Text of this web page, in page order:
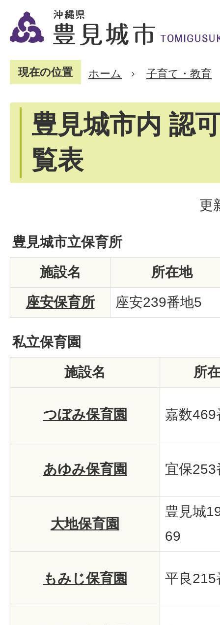
現在の位置 ホーム 子育て・教育
豊見城市内 認
覧表
更
豊見城市立保育所
施設名
所在地
座安保育所
座安239番地5
私立保育園
施設名
所
つぼみ保育園 嘉数469
あゆみ保育園 宜保253
大地保育園
豊見城
69
もみじ保育園 平良215